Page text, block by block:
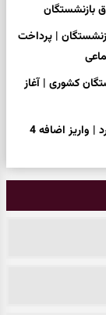
بازنشستگان
| پرداخت
بازنشستگان کشوری | آغاز
فوری/افزایش سنواتی حقوق بازنشستگان کلید خورد | واریز اضافه 4